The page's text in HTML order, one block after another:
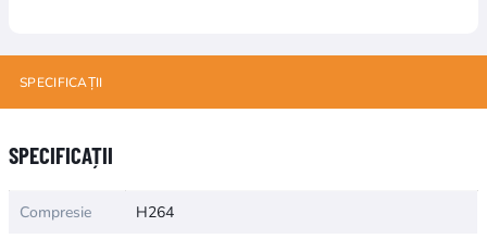
SPECIFICAȚII
SPECIFICAȚII
Numele atributuluiValoarea atributului
Compresie H264